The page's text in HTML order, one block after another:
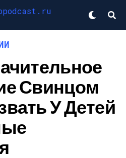
Свинцом
У Детей